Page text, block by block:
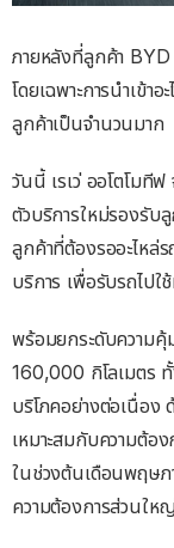
ภายหลังที่ลูกค้า BYD
โดยเฉพาะการนำเข้า
ลูกค้าเป็นจำนวนมาก
วันนี้ เรเว่ ออโตโมที
ตัวบริการใหม่รองรับ
ลูกค้าที่ต้องรออะไหล่
บริการ เพื่อรับรถไปใ
พร้อมยกระดับความ
160,000 กิโลเมตร
บริโภคอย่างต่อเนื่อง
เหมาะสมกับความต้อ
ในช่วงต้นเดือนพฤษภ
ความต้องการส่วนให